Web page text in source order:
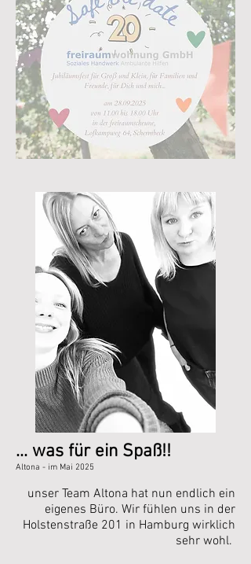
... was für ein Spaß!!
Altona - im Mai 2025
unser Team Altona hat nun endlich ein
eigenes Büro. Wir fühlen uns in der
Holstenstraße 201 in Hamburg wirklich
sehr wohl.